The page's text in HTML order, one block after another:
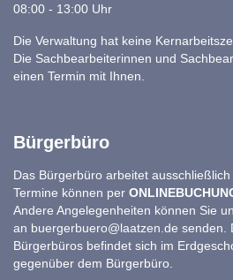
08:00 - 13:00 Uhr
Die Verwaltung hat keine
Die Sachbearbeiterinnen und
einen Termin mit Ihnen.
Bürgerbüro
Das Bürgerbüro arbeitet
Termine können per
Andere Angelegenheiten können Sie
an buergerbuero@laatzen.de senden.
Bürgerbüros befindet sich im
gegenüber dem Bürgerbüro.